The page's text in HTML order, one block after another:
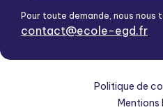
Pour toute demande, nous nous
contact@ecole-egd.fr
Politique de
Mentions